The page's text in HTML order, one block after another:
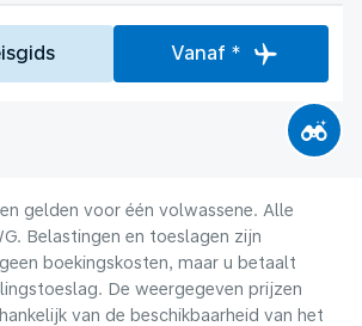
Vanaf *
gelden voor één volwassene. Alle
Belastingen en toeslagen zijn
boekingskosten, maar u betaalt
De weergegeven prijzen
van de beschikbaarheid van het